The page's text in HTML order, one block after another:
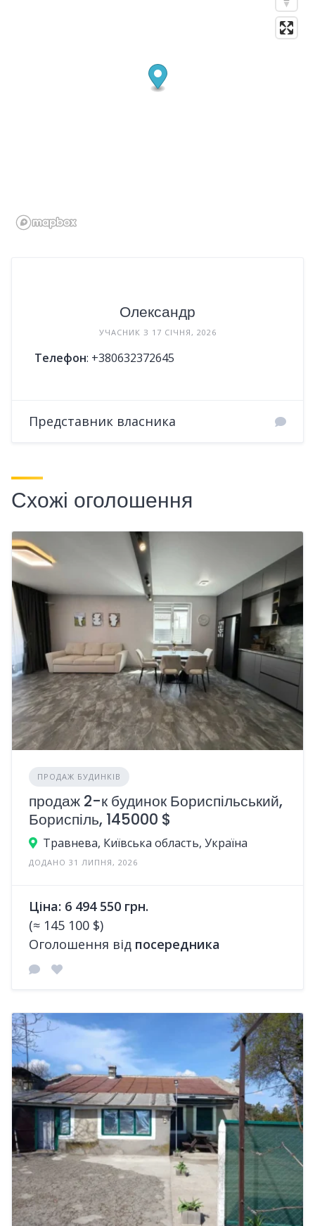
Олександр
УЧАСНИК З 17 СІЧНЯ, 2026
Телефон: +380632372645
Представник власника
Схожі оголошення
ПРОДАЖ БУДИНКІВ
продаж 2-к будинок Бориспільський,
Бориспіль, 145000 $
Травнева, Київська область, Україна
ДОДАНО 31 ЛИПНЯ, 2026
Ціна: 6 494 550 грн.
(≈ 145 100 $)
Оголошення від посередника